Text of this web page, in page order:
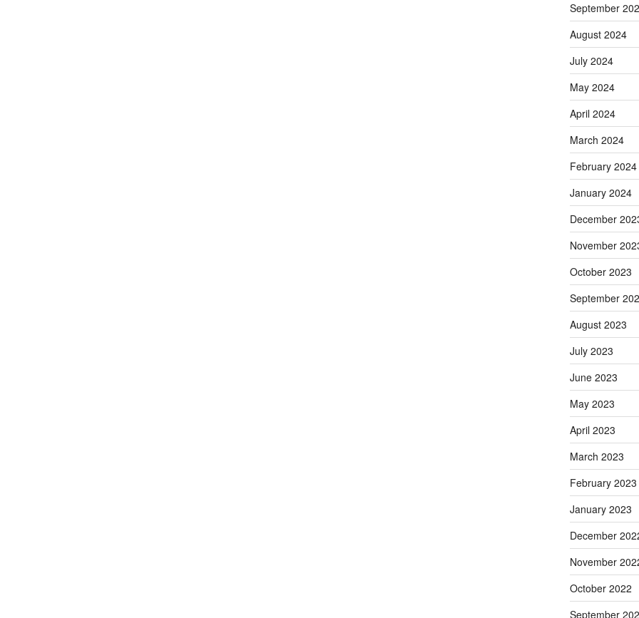
September
August 2024
July 2024
May 2024
April 2024
March 2024
February 2024
January 2024
December
November
October 2023
September
August 2023
July 2023
June 2023
May 2023
April 2023
March 2023
February 2023
January 2023
December
November
October 2022
September